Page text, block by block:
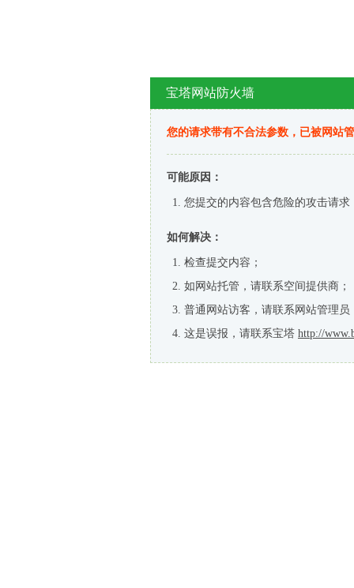
宝塔网站防火墙
您的请求带有不合法参数，已被网站
可能原因：
您提交的内容包含危险的攻击请求
如何解决：
检查提交内容；
如网站托管，请联系空间提供商；
普通网站访客，请联系网站管理员
这是误报，请联系宝塔 http://